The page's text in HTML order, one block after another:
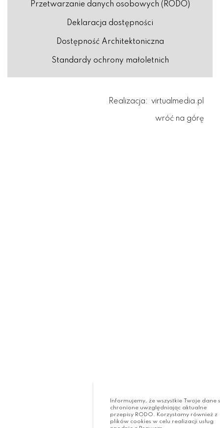
Przetwarzanie danych osobowych (RODO)
Deklaracja dostępności
Dostępność Architektoniczna
Standardy ochrony małoletnich
Realizacja: virtualmedia.pl
wróć na górę
Informujemy, że wszystkie Twoje dane
chronione uwzględniając aktualne
przepisy RODO. Korzystamy również z
plików cookies w celu realizacji usług